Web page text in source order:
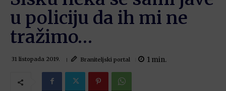
u policiju da ih mi ne
tražimo…
31 listopada 2019. Braniteljski portal 1 min.